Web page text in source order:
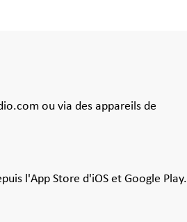
ou via des appareils de
l'App Store d'iOS et Google Play.